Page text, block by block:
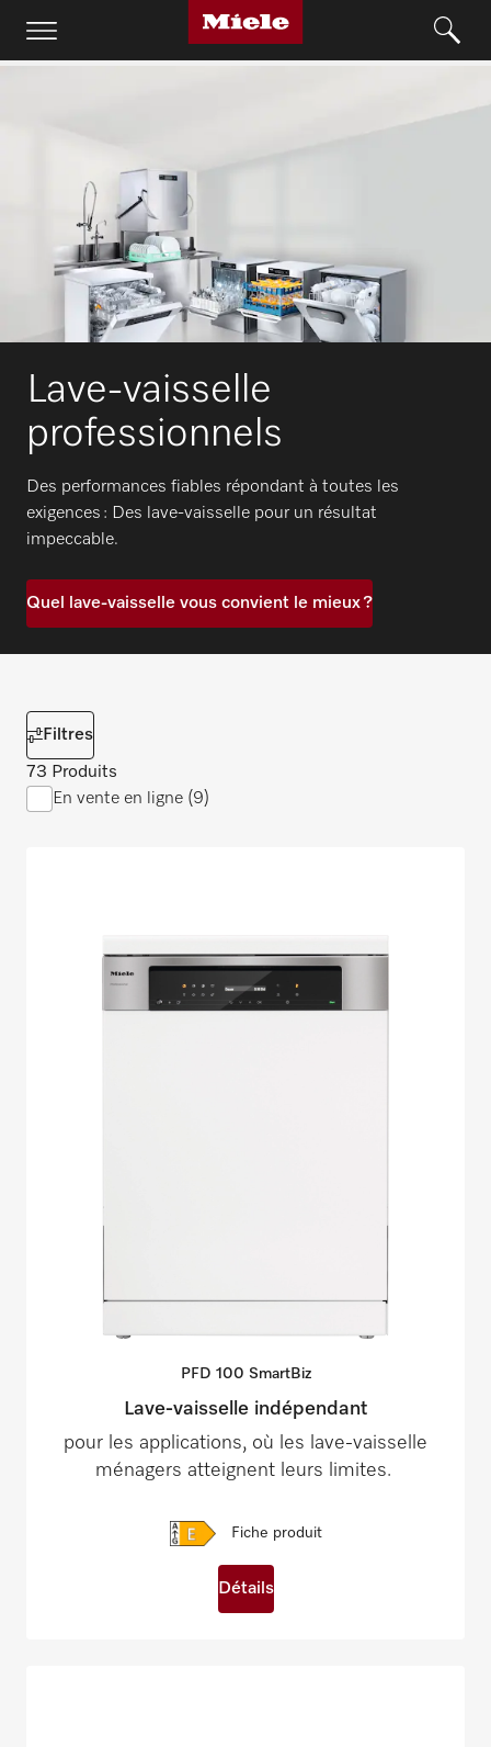
Lave-vaisselle
professionnels
Des performances fiables répondant à toutes les
exigences : Des lave-vaisselle pour un résultat
impeccable.
Quel lave-vaisselle vous convient le mieux ?
Filtres
73 Produits
En vente en ligne (9)
PFD 100 SmartBiz
Lave-vaisselle indépendant
pour les applications, où les lave-vaisselle
ménagers atteignent leurs limites.
Fiche produit
Détails